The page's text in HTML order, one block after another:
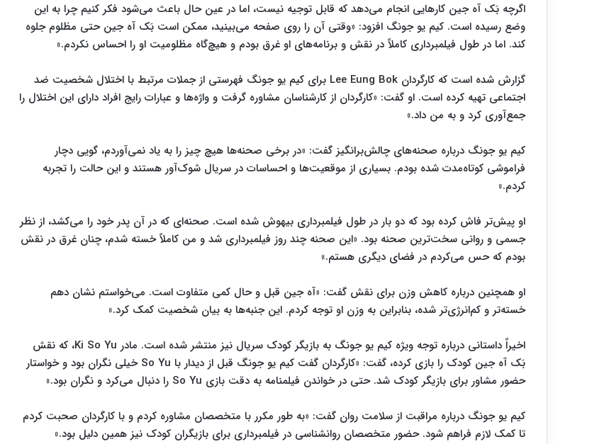
اگرچه بَک آه جین کارهایی انجام می‌دهد که قابل توجیه نیست، اما در عین حال باعث می‌شود فکر کنیم چرا به این
وضع رسیده است. کیم یو جونگ افزود: «وقتی آن را روی صفحه می‌بینید، ممکن است بَک آه جین حتی مظلوم جلوه
کند. اما در طول فیلمبرداری کاملاً در نقش و برنامه‌های او غرق بودم و هیچ‌گاه مظلومیت او را احساس نکردم.»
گزارش شده است که کارگردان Lee Eung Bok برای کیم یو جونگ فهرستی از جملات مرتبط با اختلال شخصیت ضد
اجتماعی تهیه کرده است. او گفت: «کارگردان از کارشناسان مشاوره گرفت و واژه‌ها و عبارات رایج افراد دارای این اختلال را
جمع‌آوری کرد و به من داد.»
کیم یو جونگ درباره صحنه‌های چالش‌برانگیز گفت: «در برخی صحنه‌ها هیچ چیز را به یاد نمی‌آوردم، گویی دچار
فراموشی کوتاه‌مدت شده بودم. بسیاری از موقعیت‌ها و احساسات در سریال شوک‌آور هستند و این حالت را تجربه
کردم.»
او پیش‌تر فاش کرده بود که دو بار در طول فیلمبرداری بیهوش شده است. صحنه‌ای که در آن پدر خود را می‌کشد، از نظر
جسمی و روانی سخت‌ترین صحنه بود. «این صحنه چند روز فیلمبرداری شد و من کاملاً خسته شدم، چنان غرق در نقش
بودم که حس می‌کردم در فضای دیگری هستم.»
او همچنین درباره کاهش وزن برای نقش گفت: «آه جین قبل و حال کمی متفاوت است. می‌خواستم نشان دهم
خسته‌تر و کم‌انرژی‌تر شده، بنابراین به وزن او توجه کردم. این جنبه‌ها به بیان شخصیت کمک کرد.»
اخیراً داستانی درباره توجه ویژه کیم یو جونگ به بازیگر کودک سریال نیز منتشر شده است. مادر Ki So Yu، که نقش
بَک آه جین کودک را بازی کرده، گفت: «کارگردان گفت کیم یو جونگ قبل از دیدار با So Yu خیلی نگران بود و خواستار
حضور مشاور برای بازیگر کودک شد. حتی در خواندن فیلمنامه به دقت بازی So Yu را دنبال می‌کرد و نگران بود.»
کیم یو جونگ درباره مراقبت از سلامت روان گفت: «به طور مکرر با متخصصان مشاوره کردم و با کارگردان صحبت کردم
تا کمک لازم فراهم شود. حضور متخصصان روانشناسی در فیلمبرداری برای بازیگران کودک نیز همین دلیل بود.»